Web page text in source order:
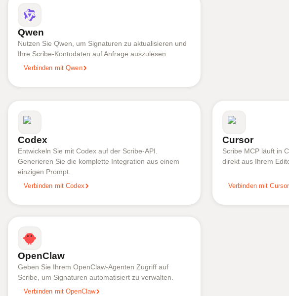
Qwen
Nutzen Sie Qwen, um Signaturen zu aktualisieren und
Ihre Scribe-Kontodaten auf Anfrage auszulesen.
Verbinden mit Qwen
Codex
Entwickeln Sie mit Codex auf der Scribe-API.
Generieren Sie die komplette Integration aus einem
einzigen Prompt.
Verbinden mit Codex
Cursor
Scribe MCP läuft in
direkt aus Ihrem
Verbinden mit Cursor
OpenClaw
Geben Sie Ihrem OpenClaw-Agenten Zugriff auf
Scribe, um Signaturen automatisiert zu verwalten.
Verbinden mit OpenClaw